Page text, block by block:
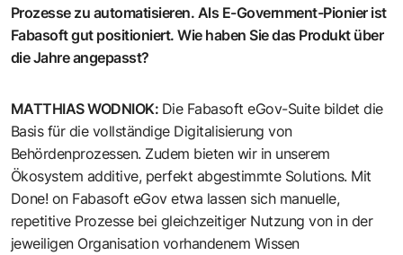
Prozesse zu automatisieren. Als E-Government-Pionier ist
Fabasoft gut positioniert. Wie haben Sie das Produkt über
die Jahre angepasst?
MATTHIAS WODNIOK: Die Fabasoft eGov-Suite bildet die
Basis für die vollständige Digitalisierung von
Behördenprozessen. Zudem bieten wir in unserem
Ökosystem additive, perfekt abgestimmte Solutions. Mit
Done! on Fabasoft eGov etwa lassen sich manuelle,
repetitive Prozesse bei gleichzeitiger Nutzung von in der
jeweiligen Organisation vorhandenem Wissen